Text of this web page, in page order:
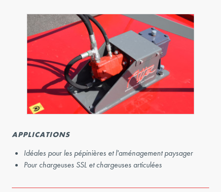
APPLICATIONS
Idéales pour les pépinières et l'aménagement paysager
Pour chargeuses SSL et chargeuses articulées